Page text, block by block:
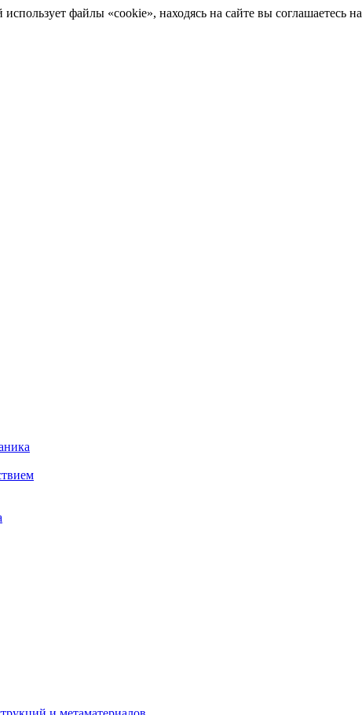
файлы «cookie», находясь на сайте вы соглашаетесь на